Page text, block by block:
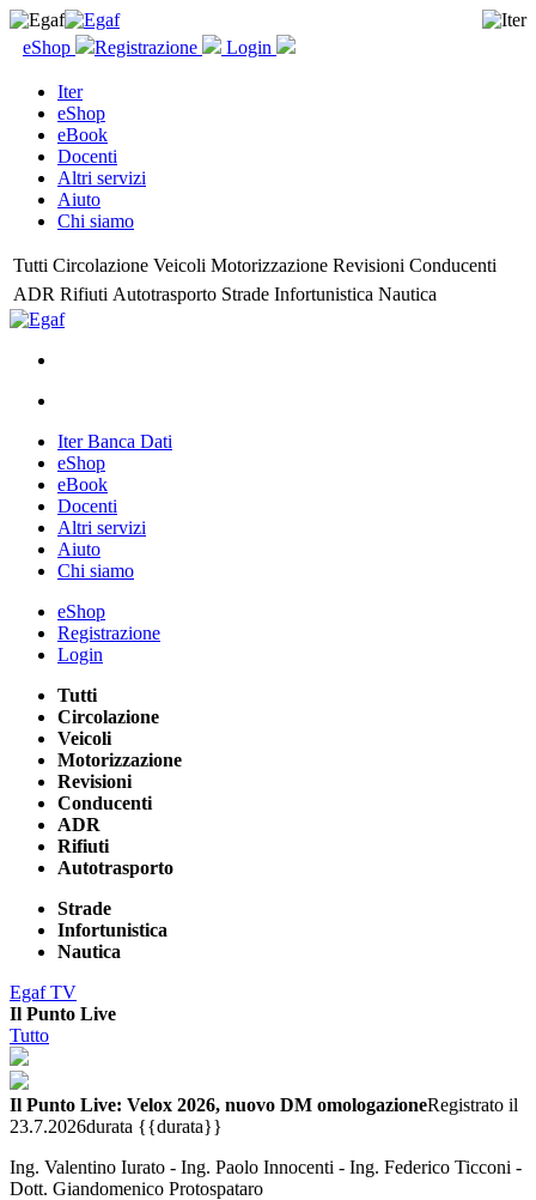
eShop Registrazione Login
Iter
eShop
eBook
Docenti
Altri servizi
Aiuto
Chi siamo
Tutti Circolazione Veicoli Motorizzazione Revisioni Conducenti
ADR Rifiuti Autotrasporto Strade Infortunistica Nautica
Iter Banca Dati
eShop
eBook
Docenti
Altri servizi
Aiuto
Chi siamo
eShop
Registrazione
Login
Tutti
Circolazione
Veicoli
Motorizzazione
Revisioni
Conducenti
ADR
Rifiuti
Autotrasporto
Strade
Infortunistica
Nautica
Egaf TV
Il Punto Live
Tutto
Il Punto Live: Velox 2026, nuovo DM omologazioneRegistrato il
23.7.2026durata {{durata}}
Ing. Valentino Iurato - Ing. Paolo Innocenti - Ing. Federico Ticconi -
Dott. Giandomenico Protospataro